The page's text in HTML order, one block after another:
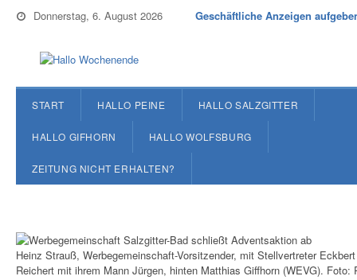
Donnerstag, 6. August 2026 Geschäftliche Anzeigen
START HALLO PEINE HALLO SALZGITTER
HALLO GIFHORN HALLO WOLFSBURG
ZEITUNG NICHT ERHALTEN?
Heinz Strauß, Werbegemeinschaft-Vorsitzender, mit Stellvertreter
Reichert mit ihrem Mann Jürgen, hinten Matthias Giffhorn (WEVG). Foto: